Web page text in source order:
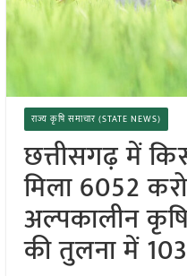
राज्य कृषि समाचार (STATE NEWS)
छत्तीसगढ़ में
मिला 6052
अल्पकालीन
की तुलना में